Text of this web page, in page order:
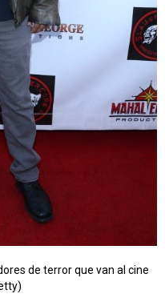
de terror que van al cine